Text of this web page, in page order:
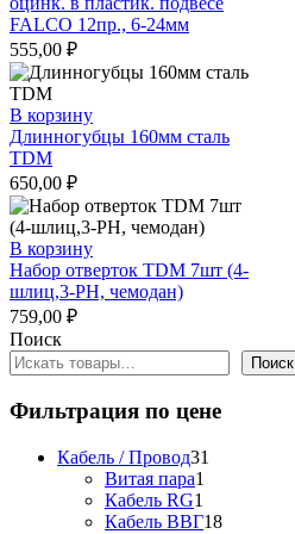
FALCO 12пр., 6-24мм
555,00 ₽
В корзину
Длинногубцы 160мм сталь
TDM
650,00 ₽
В корзину
Набор отверток TDM 7шт (4-
шлиц,3-РН, чемодан)
759,00 ₽
Поиск
Поиск
Фильтрация по цене
Кабель / Провод31
Витая пара1
Кабель RG1
товар
Кабель ВВГ1818